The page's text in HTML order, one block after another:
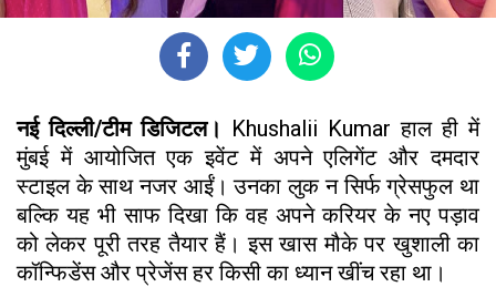
नई दिल्ली/टीम डिजिटल। Khushalii Kumar हाल ही में
मुंबई में आयोजित एक इवेंट में अपने एलिगेंट और दमदार
स्टाइल के साथ नजर आईं। उनका लुक न सिर्फ ग्रेसफुल था
बल्कि यह भी साफ दिखा कि वह अपने करियर के नए पड़ाव
को लेकर पूरी तरह तैयार हैं। इस खास मौके पर खुशाली का
कॉन्फिडेंस और प्रेजेंस हर किसी का ध्यान खींच रहा था।